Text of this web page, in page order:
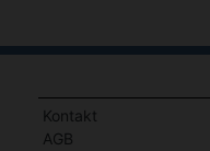
Kontakt
AGB